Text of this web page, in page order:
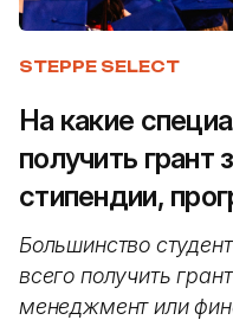
STEPPE SELECT
На какие
получить грант
стипендии,
Большинство
всего получить
менеджмент или